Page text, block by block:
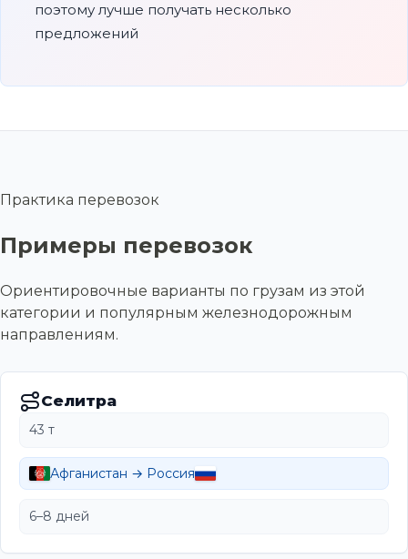
поэтому лучше получать несколько
предложений
Практика перевозок
Примеры перевозок
Ориентировочные варианты по грузам из этой
категории и популярным железнодорожным
направлениям.
Селитра
43 т
Афганистан → Россия
6–8 дней